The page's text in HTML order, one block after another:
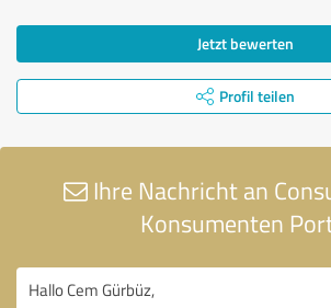
Jetzt bewerten
Profil teilen
Ihre Nachricht an
Konsumenten